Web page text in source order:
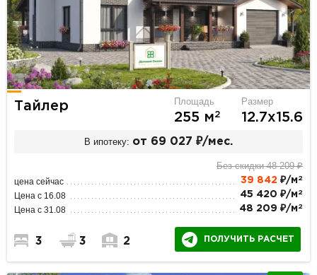
Тайлер Площадь
255 м2
Размер
12.7х15.6
В ипотеку: от 69 027 ₽/мес.
Без скидки 48 209 ₽
цена сейчас 39 842₽/м 2
Цена с 16.08 45 420 ₽/м 2
Цена с 31.08 48 209 ₽/м 2
3 3 2 ПОЛУЧИТЬ РАСЧЕТ